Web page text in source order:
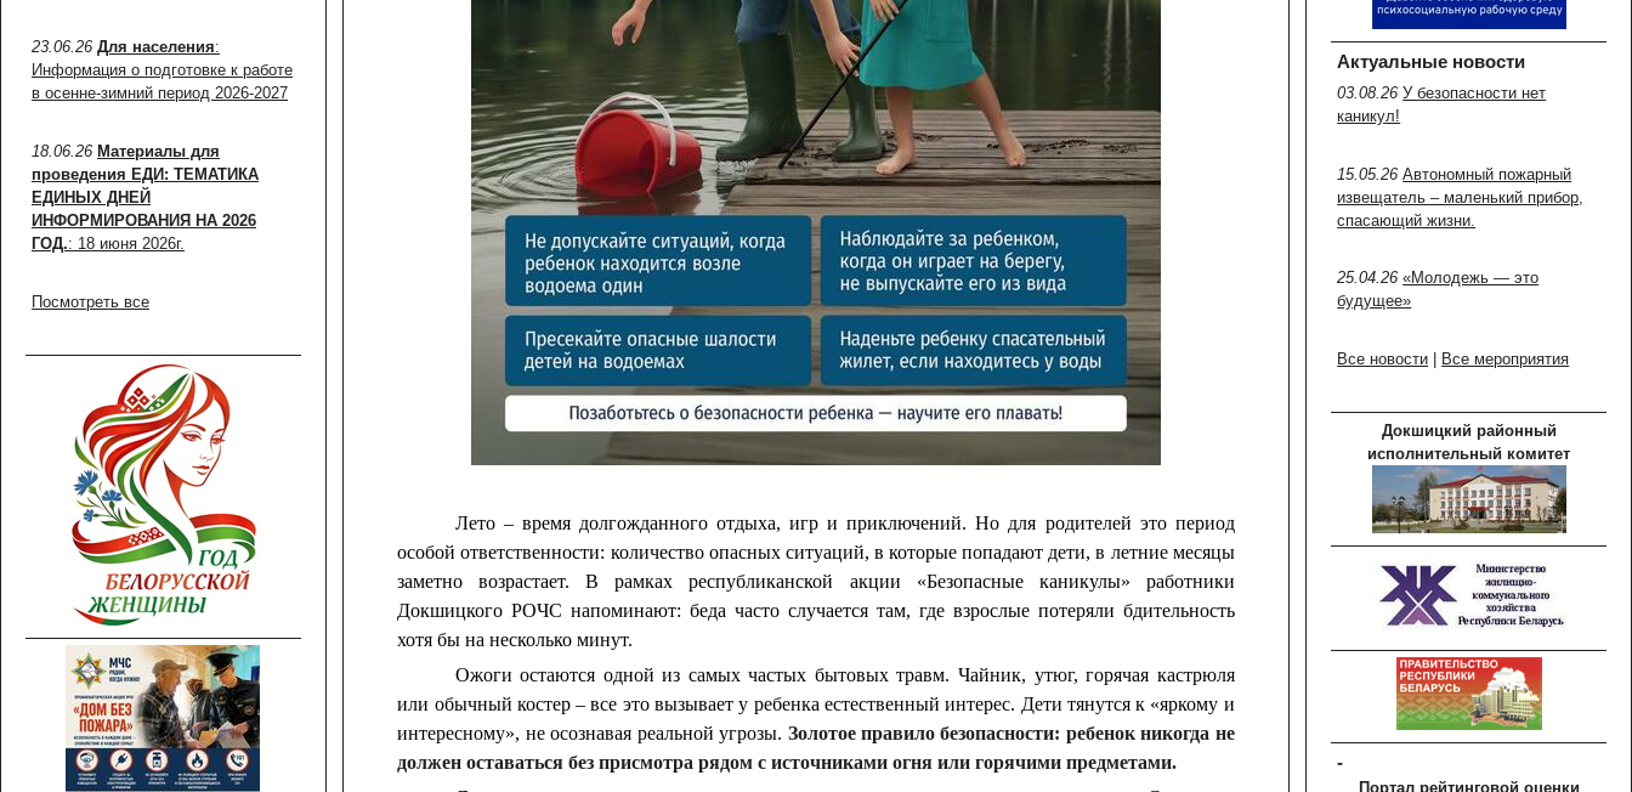
23.06.26 Для населения:
Информация о подготовке к работе
в осенне-зимний период 2026-2027
18.06.26 Материалы для
проведения ЕДИ: ТЕМАТИКА
ЕДИНЫХ ДНЕЙ
ИНФОРМИРОВАНИЯ НА 2026
ГОД.: 18 июня 2026г.
Посмотреть все
Лето – время долгожданного отдыха, игр и приключений. Но для родителей это период
особой ответственности: количество опасных ситуаций, в которые попадают дети, в летние месяцы
заметно возрастает. В рамках республиканской акции «Безопасные каникулы» работники
Докшицкого РОЧС напоминают: беда часто случается там, где взрослые потеряли бдительность
хотя бы на несколько минут.
Ожоги остаются одной из самых частых бытовых травм. Чайник, утюг, горячая кастрюля
или обычный костер – все это вызывает у ребенка естественный интерес. Дети тянутся к «яркому и
интересному», не осознавая реальной угрозы. Золотое правило безопасности: ребенок никогда не
должен оставаться без присмотра рядом с источниками огня или горячими предметами.
Актуальные новости
03.08.26У безопасности нет
каникул!
15.05.26Автономный пожарный
извещатель – маленький прибор,
спасающий жизни.
25.04.26«Молодежь — это
будущее»
Все новости Все мероприятия
Докшицкий районный
исполнительный комитет
-
Портал рейтинговой оценки